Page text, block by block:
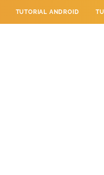
TUTORIAL ANDROID